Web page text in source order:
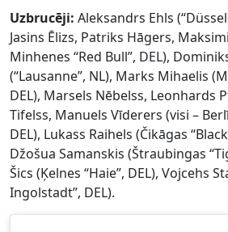
Uzbrucēji: Aleksandrs Ehls
Jasins Ēlizs, Patriks Hāgers,
Minhenes “Red Bull”, DEL),
(“Lausanne”, NL), Marks Mihaelis
DEL), Marsels Nēbelss, Leonhards
Tifelss, Manuels Vīderers (visi –
DEL), Lukass Raihels (Čikāgas
Džošua Samanskis (Štraubingas
Šics (Ķelnes “Haie”, DEL), Vojcehs
Ingolstadt”, DEL).